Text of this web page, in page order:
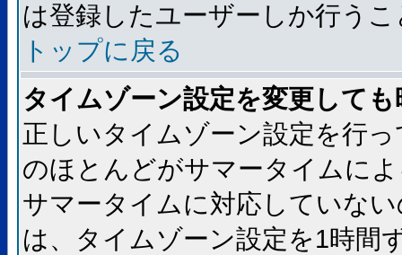
は登録したユーザーしか行う
トップに戻る
タイムゾーン設定を変更して
正しいタイムゾーン設定を行
のほとんどがサマータイムに
サマータイムに対応していな
は、タイムゾーン設定を1時間